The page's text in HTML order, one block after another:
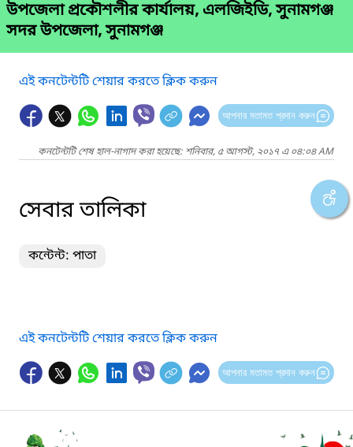
উপজেলা প্রকৌশলীর কার্যালয়, এলজিইডি, সুনামগঞ্জ
সদর উপজেলা, সুনামগঞ্জ
এই কনটেন্টটি শেয়ার করতে ক্লিক করুন
আপনার মতামত প্রদান করুন
কনটেন্টটি শেষ হাল-নাগাদ করা হয়েছে: শনিবার, ৫ আগস্ট, ২০১৭ এ ০৪:০৪ AM
সেবার তালিকা
কন্টেন্ট: পাতা
এই কনটেন্টটি শেয়ার করতে ক্লিক করুন
আপনার মতামত প্রদান করুন